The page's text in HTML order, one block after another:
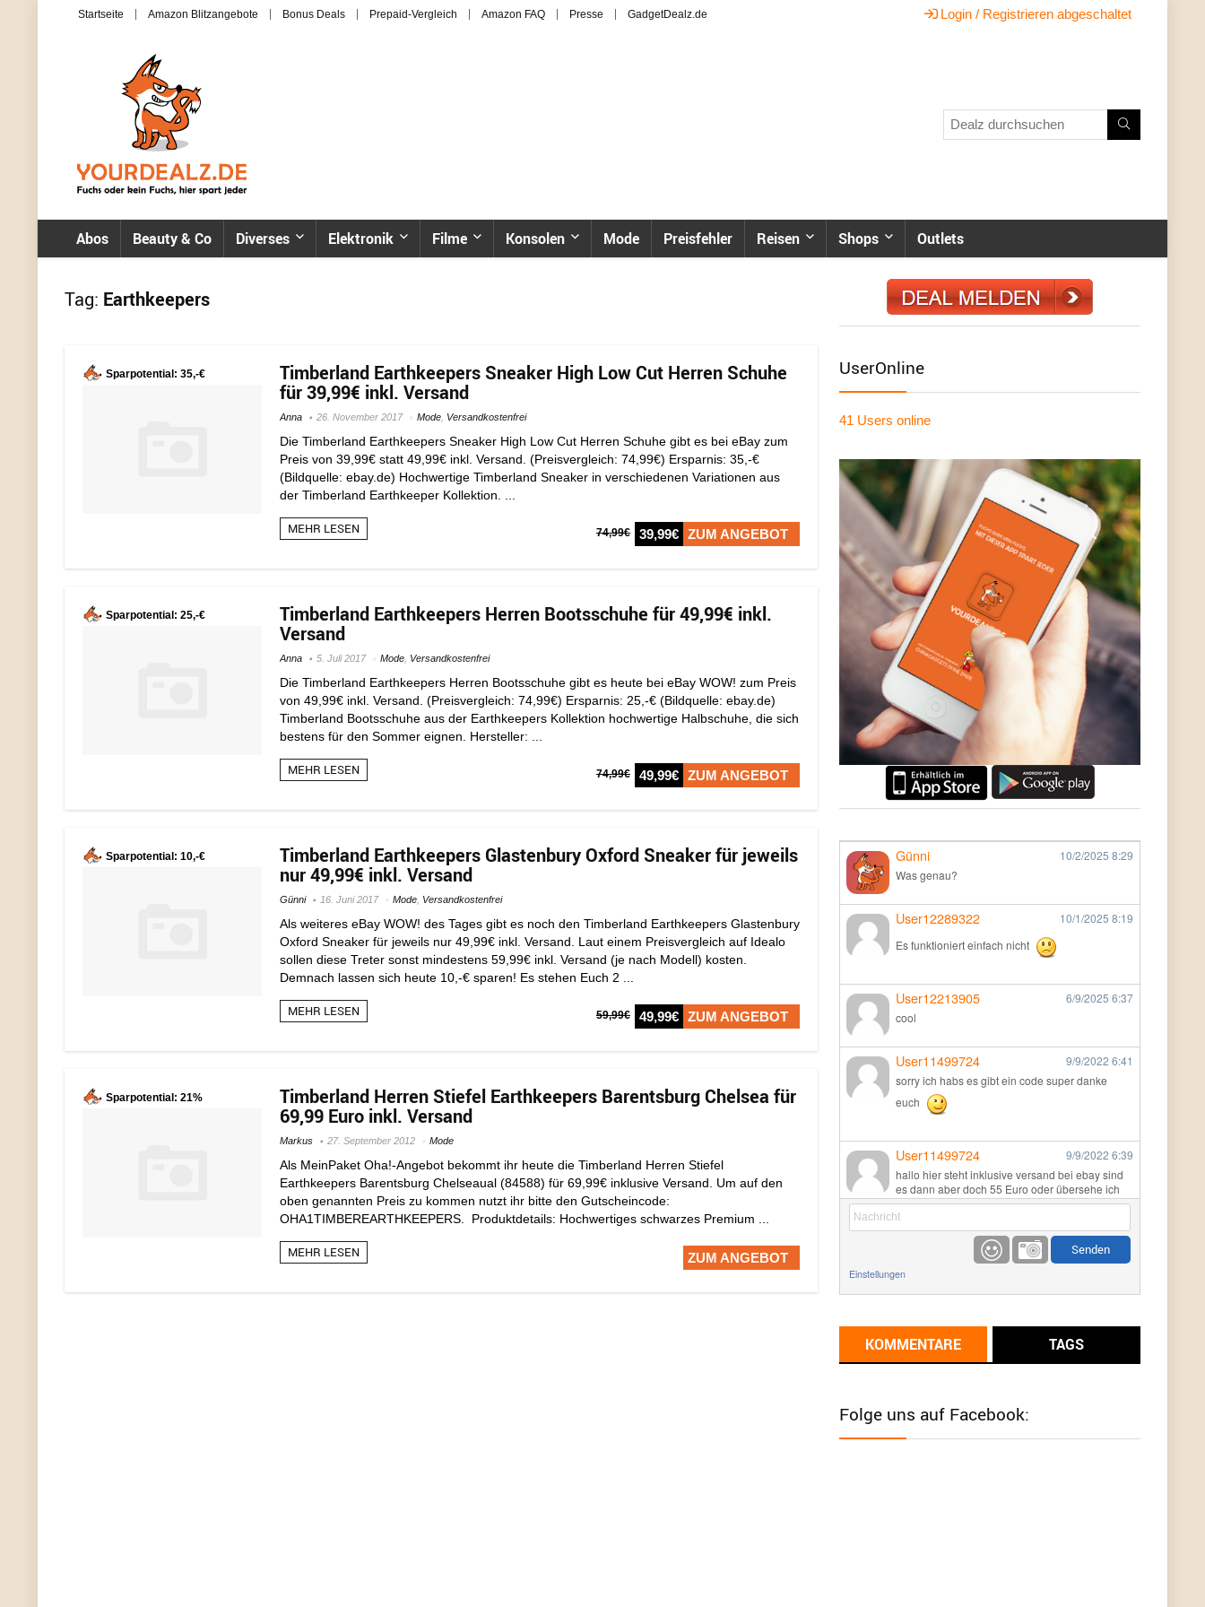
Startseite Amazon Blitzangebote Bonus Deals Prepaid-Vergleich Amazon FAQ Presse GadgetDealz.de Login / Registrieren abgeschaltet
Abos Beauty & Co Diverses Elektronik Filme Konsolen Mode Preisfehler Reisen Shops Outlets
Tag: Earthkeepers
Sparpotential: 35,-€
Timberland Earthkeepers Sneaker High Low Cut Herren Schuhe
für 39,99€ inkl. Versand
Anna 26. November 2017 Mode Versandkostenfrei
Die Timberland Earthkeepers Sneaker High Low Cut Herren Schuhe gibt es bei eBay zum
Preis von 39,99€ statt 49,99€ inkl. Versand. (Preisvergleich: 74,99€) Ersparnis: 35,-€
(Bildquelle: ebay.de) Hochwertige Timberland Sneaker in verschiedenen Variationen aus
der Timberland Earthkeeper Kollektion. ...
MEHR LESEN 74,99€ 39,99€ ZUM ANGEBOT
Sparpotential: 25,-€
Timberland Earthkeepers Herren Bootsschuhe für 49,99€ inkl.
Versand
Anna 5. Juli 2017 Mode Versandkostenfrei
Die Timberland Earthkeepers Herren Bootsschuhe gibt es heute bei eBay WOW! zum Preis
von 49,99€ inkl. Versand. (Preisvergleich: 74,99€) Ersparnis: 25,-€ (Bildquelle: ebay.de)
Timberland Bootsschuhe aus der Earthkeepers Kollektion hochwertige Halbschuhe, die sich
bestens für den Sommer eignen. Hersteller: ...
MEHR LESEN 74,99€ 49,99€ ZUM ANGEBOT
Sparpotential: 10,-€
Timberland Earthkeepers Glastenbury Oxford Sneaker für jeweils
nur 49,99€ inkl. Versand
Günni 16. Juni 2017 Mode Versandkostenfrei
Als weiteres eBay WOW! des Tages gibt es noch den Timberland Earthkeepers Glastenbury
Oxford Sneaker für jeweils nur 49,99€ inkl. Versand. Laut einem Preisvergleich auf Idealo
sollen diese Treter sonst mindestens 59,99€ inkl. Versand (je nach Modell) kosten.
Demnach lassen sich heute 10,-€ sparen! Es stehen Euch 2 ...
MEHR LESEN 59,99€ 49,99€ ZUM ANGEBOT
Sparpotential: 21%
Timberland Herren Stiefel Earthkeepers Barentsburg Chelsea für
69,99 Euro inkl. Versand
Markus 27. September 2012 Mode
Als MeinPaket Oha!-Angebot bekommt ihr heute die Timberland Herren Stiefel
Earthkeepers Barentsburg Chelseaual (84588) für 69,99€ inklusive Versand. Um auf den
oben genannten Preis zu kommen nutzt ihr bitte den Gutscheincode:
OHA1TIMBEREARTHKEEPERS. Produktdetails: Hochwertiges schwarzes Premium ...
MEHR LESEN ZUM ANGEBOT
UserOnline
41 Users online
Günni 10/2/2025 8:29
Was genau?
User12289322 10/1/2025 8:19
Es funktioniert einfach nicht
User12213905 6/9/2025 6:37
cool
User11499724 9/9/2022 6:41
sorry ich habs es gibt ein code super danke
euch
User11499724 9/9/2022 6:39
hallo hier steht inklusive versand bei ebay sind
es dann aber doch 55 Euro oder übersehe ich
etwas
9/1/20226:17
Ich glaube du hast den Sinn eines
Schnäppchenblogs noch immer nicht
Günni 9/1/2022
meisten Deals sind Tagespreise!
Einstellungen
KOMMENTARE TAGS
Folge uns auf Facebook: